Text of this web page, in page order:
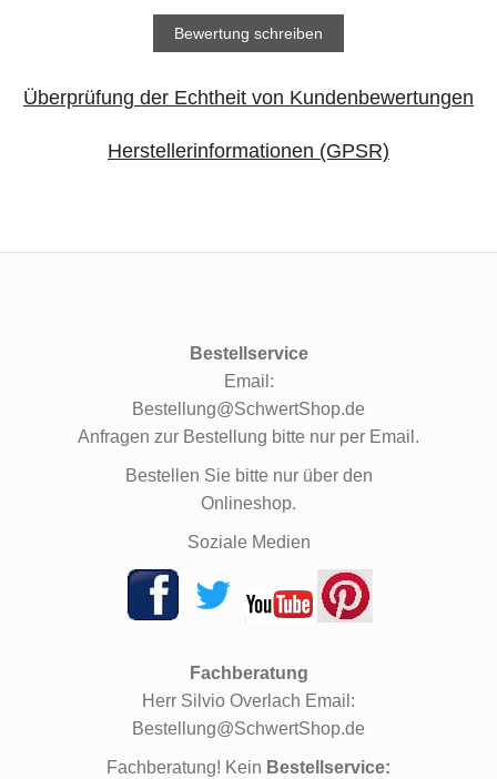
Bewertung schreiben
Überprüfung der Echtheit von Kundenbewertungen
Herstellerinformationen (GPSR)
Bestellservice
Email:
Bestellung@SchwertShop.de
Anfragen zur Bestellung bitte nur per Email.
Bestellen Sie bitte nur über den
Onlineshop.
Soziale Medien
Fachberatung
Herr Silvio Overlach Email:
Bestellung@SchwertShop.de
Fachberatung! Kein Bestellservice: